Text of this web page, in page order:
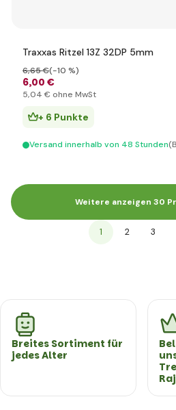
Traxxas Ritzel 13Z 32DP 5mm
6,00 €
6,65 €(-10 %)
5,04 € ohne MwSt
+ 6 Punkte
Versand innerhalb von 48 Stunden
Weitere anzeigen 30
1 2 3
Breites Sortiment für
jedes Alter